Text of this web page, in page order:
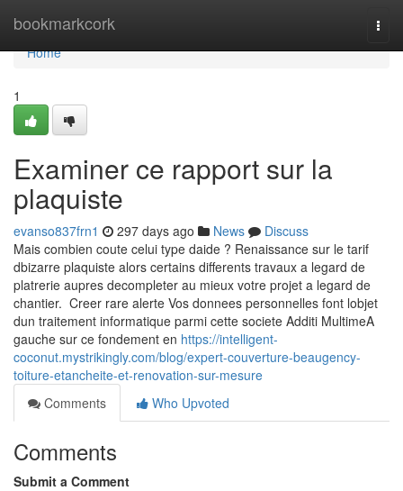
bookmarkcork
Home
Home
1
Examiner ce rapport sur la
plaquiste
evanso837frn1 297 days ago News
Discuss
Mais combien coute celui type daide ? Renaissance sur le tarif
dbizarre plaquiste alors certains differents travaux a legard de
platrerie aupres decompleter au mieux votre projet a legard de
chantier. Creer rare alerte Vos donnees personnelles font lobjet
dun traitement informatique parmi cette societe Additi MultimeA
gauche sur ce fondement en https://intelligent-
coconut.mystrikingly.com/blog/expert-couverture-beaugency-
toiture-etancheite-et-renovation-sur-mesure
Comments
Who Upvoted
Comments
Submit a Comment